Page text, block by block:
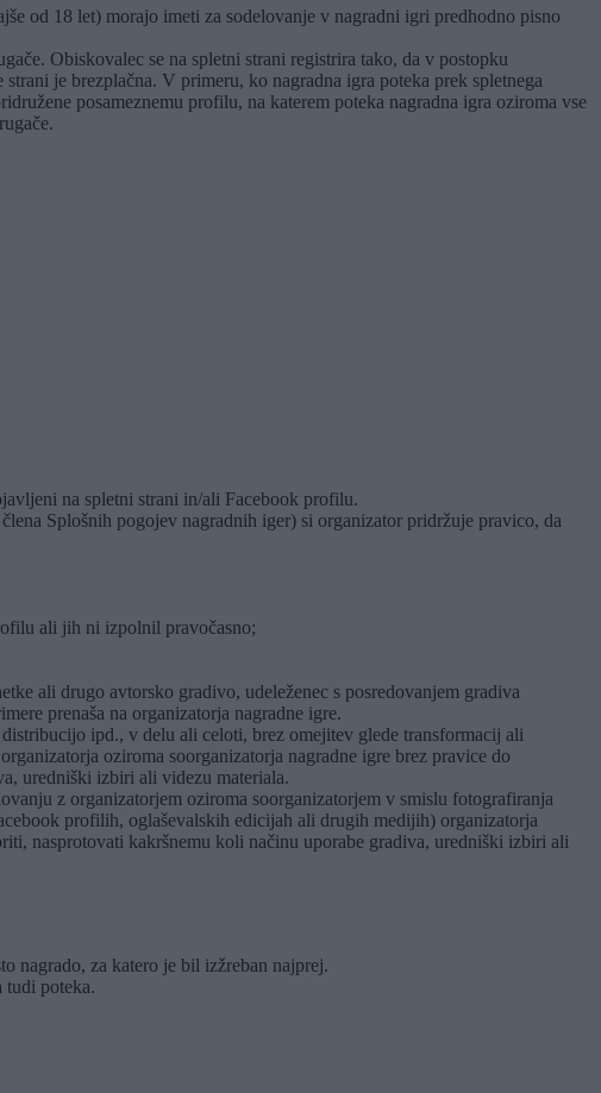
od 18 let) morajo imeti za sodelovanje v nagradni igri predhodno pisno
Obiskovalec se na spletni strani registrira tako, da v postopku
je brezplačna. V primeru, ko nagradna igra poteka prek spletnega
posameznemu profilu, na katerem poteka nagradna igra oziroma vse
na spletni strani in/ali Facebook profilu.
Splošnih pogojev nagradnih iger) si organizator pridržuje pravico, da
ali jih ni izpolnil pravočasno;
ali drugo avtorsko gradivo, udeleženec s posredovanjem gradiva
prenaša na organizatorja nagradne igre.
ipd., v delu ali celoti, brez omejitev glede transformacij ali
oziroma soorganizatorja nagradne igre brez pravice do
uredniški izbiri ali videzu materiala.
z organizatorjem oziroma soorganizatorjem v smislu fotografiranja
profilih, oglaševalskih edicijah ali drugih medijih) organizatorja
nasprotovati kakršnemu koli načinu uporabe gradiva, uredniški izbiri ali
nagrado, za katero je bil izžreban najprej.
tudi poteka.